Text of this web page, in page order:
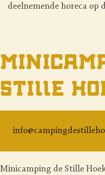
deelnemende horeca op
Stille
Minicamping de Stille